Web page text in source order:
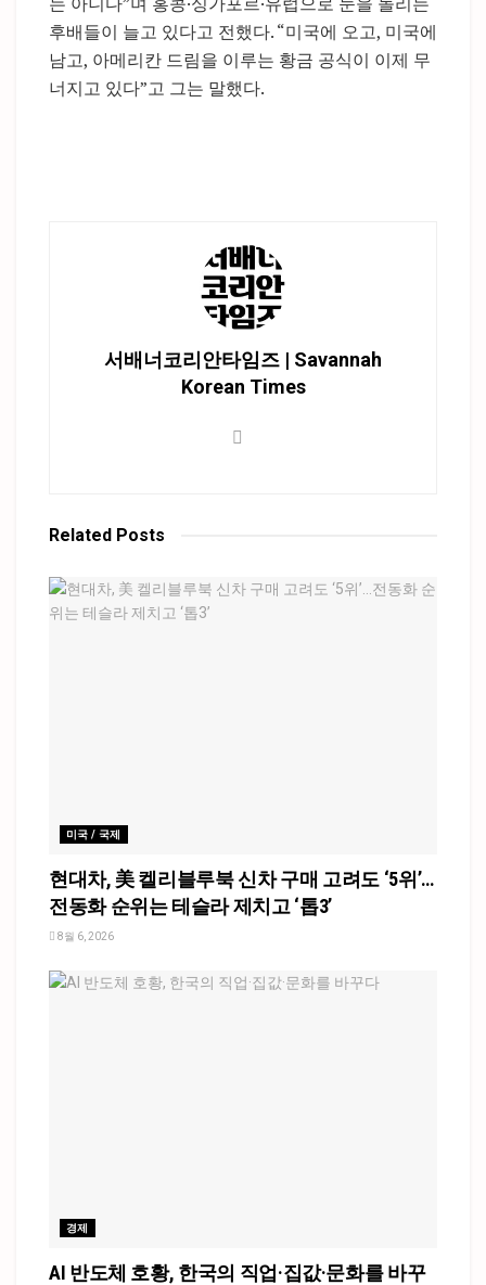
후배들이 늘고 있다고 전했다. “미국에 오고, 미국에
남고, 아메리칸 드림을 이루는 황금 공식이 이제 무
너지고 있다”고 그는 말했다.
서배너코리안타임즈 | Savannah
Korean Times
Related Posts
미국 / 국제
현대차, 美 켈리블루북 신차 구매 고려도 ‘5위’…
전동화 순위는 테슬라 제치고 ‘톱3’
8월 6, 2026
경제
AI 반도체 호황, 한국의 직업·집값·문화를 바꾸